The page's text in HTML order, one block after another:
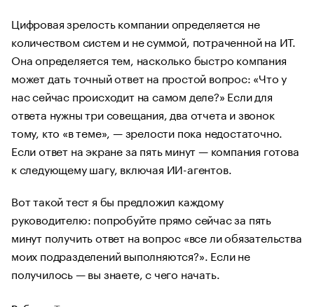
Цифровая зрелость компании определяется не
количеством систем и не суммой, потраченной на ИТ.
Она определяется тем, насколько быстро компания
может дать точный ответ на простой вопрос: «Что у
нас сейчас происходит на самом деле?» Если для
ответа нужны три совещания, два отчета и звонок
тому, кто «в теме», — зрелости пока недостаточно.
Если ответ на экране за пять минут — компания готова
к следующему шагу, включая ИИ-агентов.
Вот такой тест я бы предложил каждому
руководителю: попробуйте прямо сейчас за пять
минут получить ответ на вопрос «все ли обязательства
моих подразделений выполняются?». Если не
получилось — вы знаете, с чего начать.